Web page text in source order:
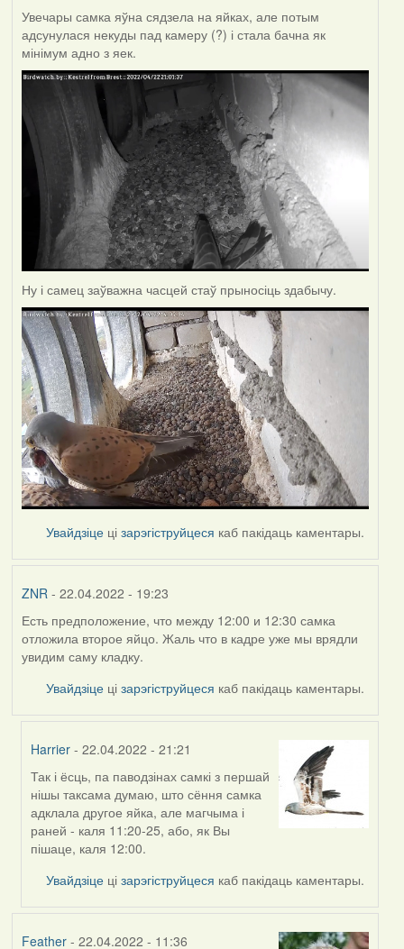
Увечары самка яўна сядзела на яйках, але потым
адсунулася некуды пад камеру (?) і стала бачна як
мінімум адно з яек.
Ну і самец заўважна часцей стаў прыносіць здабычу.
Увайдзіце цізарэгіструйцеся каб пакідаць каментары.
ZNR - 22.04.2022 - 19:23
Есть предположение, что между 12:00 и 12:30 самка
отложила второе яйцо. Жаль что в кадре уже мы врядли
увидим саму кладку.
Увайдзіце цізарэгіструйцеся каб пакідаць каментары.
Harrier - 22.04.2022 - 21:21
In
reply
to
by
ZNR
Так і ёсць, па паводзінах самкі з першай
нішы таксама думаю, што сёння самка
адклала другое яйка, але магчыма і
раней - каля 11:20-25, або, як Вы
пішаце, каля 12:00.
Увайдзіце цізарэгіструйцеся каб пакідаць каментары.
Feather- 22.04.2022 - 11:36